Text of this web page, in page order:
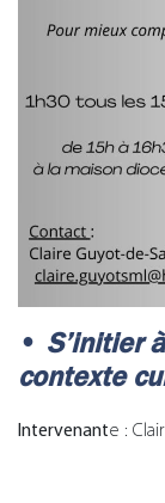
S’initier
contexte
Intervenante :